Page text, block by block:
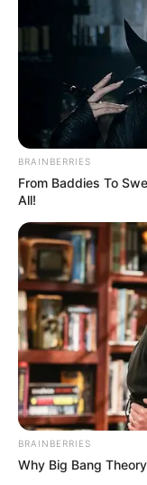
BRAINBERRIES
From Baddies To
All!
BRAINBERRIES
Why Big Bang